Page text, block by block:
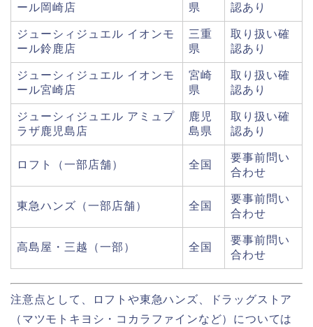
ール岡崎店
県
認あり
ジューシィジュエル イオンモ
ール鈴鹿店
三重
県
取り扱い確
認あり
ジューシィジュエル イオンモ
ール宮崎店
宮崎
県
取り扱い確
認あり
ジューシィジュエル アミュプ
ラザ鹿児島店
鹿児
島県
取り扱い確
認あり
ロフト（一部店舗） 全国
要事前問い
合わせ
東急ハンズ（一部店舗） 全国
要事前問い
合わせ
高島屋・三越（一部） 全国
要事前問い
合わせ
注意点として、ロフトや東急ハンズ、ドラッグストア
（マツモトキヨシ・コカラファインなど）については